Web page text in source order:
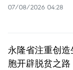
07/08/2026 04:28
永隆省注重创
胞开辟脱贫之路